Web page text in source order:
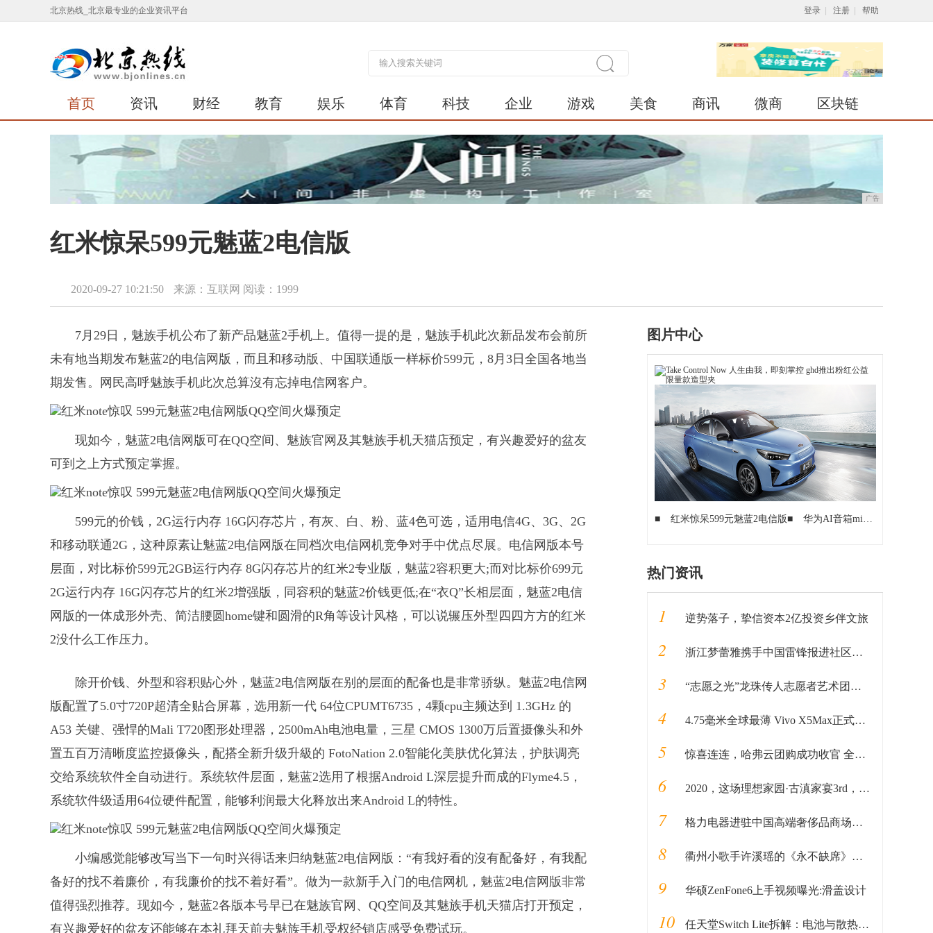
北京热线_北京最专业的企业资讯平台 登录 注册 帮助
首页 资讯 财经 教育 娱乐 体育 科技 企业 游戏 美食 商讯 微商 区块链
广告
红米惊呆599元魅蓝2电信版
2020-09-27 10:21:50 来源：互联网 阅读：1999
7月29日，魅族手机公布了新产品魅蓝2手机上。值得一提的是，魅族手机此次新品发布会前所
未有地当期发布魅蓝2的电信网版，而且和移动版、中国联通版一样标价599元，8月3日全国各地当
期发售。网民高呼魅族手机此次总算沒有忘掉电信网客户。
现如今，魅蓝2电信网版可在QQ空间、魅族官网及其魅族手机天猫店预定，有兴趣爱好的盆友
可到之上方式预定掌握。
599元的价钱，2G运行内存 16G闪存芯片，有灰、白、粉、蓝4色可选，适用电信4G、3G、2G
和移动联通2G，这种原素让魅蓝2电信网版在同档次电信网机竞争对手中优点尽展。电信网版本号
层面，对比标价599元2GB运行内存 8G闪存芯片的红米2专业版，魅蓝2容积更大;而对比标价699元
2G运行内存 16G闪存芯片的红米2增强版，同容积的魅蓝2价钱更低;在“衣Q”长相层面，魅蓝2电信
网版的一体成形外壳、简洁腰圆home键和圆滑的R角等设计风格，可以说辗压外型四四方方的红米
2没什么工作压力。
除开价钱、外型和容积贴心外，魅蓝2电信网版在别的层面的配备也是非常骄纵。魅蓝2电信网
版配置了5.0寸720P超清全贴合屏幕，选用新一代 64位CPUMT6735，4颗cpu主频达到 1.3GHz 的
A53 关键、强悍的Mali T720图形处理器，2500mAh电池电量，三星 CMOS 1300万后置摄像头和外
置五百万清晰度监控摄像头，配搭全新升级升級的 FotoNation 2.0智能化美肤优化算法，护肤调亮
交给系统软件全自动进行。系统软件层面，魅蓝2选用了根据Android L深层提升而成的Flyme4.5，
系统软件级适用64位硬件配置，能够利润最大化释放出来Android L的特性。
小编感觉能够改写当下一句时兴得话来归纳魅蓝2电信网版：“有我好看的沒有配备好，有我配
备好的找不着廉价，有我廉价的找不着好看”。做为一款新手入门的电信网机，魅蓝2电信网版非常
值得强烈推荐。现如今，魅蓝2各版本号早已在魅族官网、QQ空间及其魅族手机天猫店打开预定，
有兴趣爱好的盆友还能够在本礼拜天前去魅族手机受权经销店感受免费试玩。
图片中心
■ 红米惊呆599元魅蓝2电信版■ 华为AI音箱mini开售千万级曲库加持
热门资讯
1 逆势落子，挚信资本2亿投资乡伴文旅
2 浙江梦蕾雅携手中国雷锋报进社区公益活动
3 “志愿之光”龙珠传人志愿者艺术团启动仪式在京顺利启动
4 4.75毫米全球最薄 Vivo X5Max正式发布
5 惊喜连连，哈弗云团购成功收官 全民掘金计划接踵而至
6 2020，这场理想家园·古滇家宴3rd，为万物开启家园的新篇章
7 格力电器进驻中国高端奢侈品商场北京SKP，成SKP国产家电第一品牌
8 衢州小歌手许溪瑶的《永不缺席》入选全国百位童星战疫，致敬英雄！
9 华硕ZenFone6上手视频曝光:滑盖设计
10 任天堂Switch Lite拆解：电池与散热模块缩水